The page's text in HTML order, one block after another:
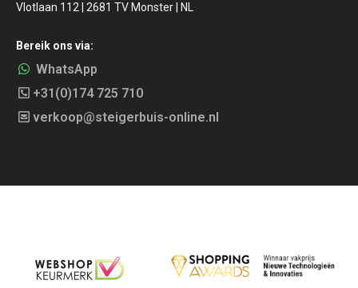
Vlotlaan 112 | 2681 TV Monster | NL
Bereik ons via:
WhatsApp
+31(0)174 725 710
verkoop@steigerbuis-online.nl